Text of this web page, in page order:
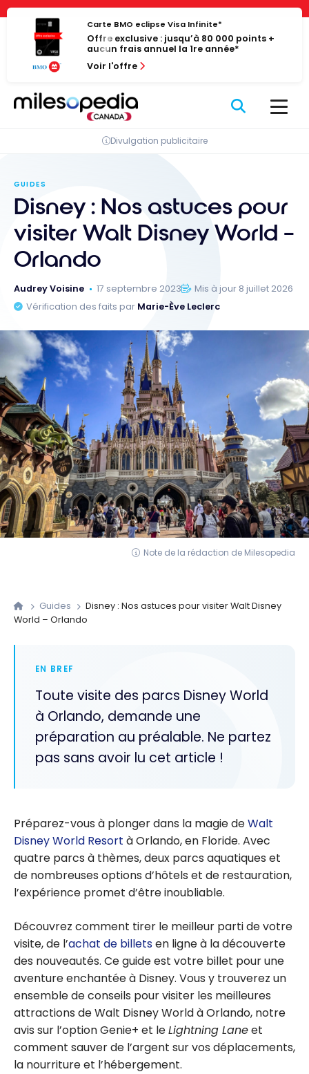
Panneau de gestion des cookies
Passer
contenu
Carte BMO eclipse Visa Infinite*
Offre exclusive : jusqu’à 80 000 points +
aucun frais annuel la 1re année*
Voir l'offre
Divulgation publicitaire
GUIDES
Disney : Nos astuces pour
visiter Walt Disney World –
Orlando
Audrey Voisine 17 septembre 2023
Mis à jour 8 juillet 2026
Vérification des faits par Marie-Ève Leclerc
Note de la rédaction de Milesopedia
Guides
Disney : Nos astuces pour visiter Walt Disney
World – Orlando
EN BREF
Toute visite des parcs Disney World
à Orlando, demande une
préparation au préalable. Ne partez
pas sans avoir lu cet article !
Préparez-vous à plonger dans la magie deWalt
Disney World Resort à Orlando, en Floride. Avec
quatre parcs à thèmes, deux parcs aquatiques et
de nombreuses options d’hôtels et de restauration,
l’expérience promet d’être inoubliable.
Découvrez comment tirer le meilleur parti de votre
visite, de l’achat de billetsen ligne à la découverte
des nouveautés. Ce guide est votre billet pour une
aventure enchantée à Disney. Vous y trouverez un
ensemble de conseils pour visiter les meilleures
attractions de Walt Disney World à Orlando, notre
avis sur l’option Genie+ et leLightning Laneet
comment sauver de l’argent sur vos déplacements,
la nourriture et l’hébergement.